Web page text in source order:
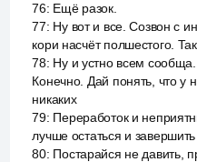
76: Ещё разок.
77: Ну вот и все. Созвон с
кори насчёт полшестого.
78: Ну и устно всем
Конечно. Дай понять, что у
никаких
79: Переработок и
лучше остаться и
80: Постарайся не давить,